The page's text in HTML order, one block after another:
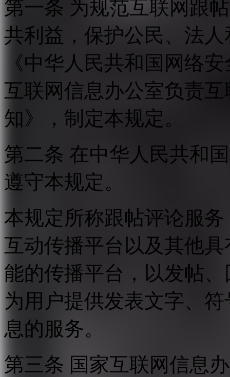
第一条 为规范互联网跟
共利益，保护公民、法
《中华人民共和国网络
互联网信息办公室负责
知》，制定本规定。
第二条 在中华人民共和
遵守本规定。
本规定所称跟帖评论服
互动传播平台以及其他
能的传播平台，以发帖
为用户提供发表文字、
息的服务。
第三条 国家互联网信息